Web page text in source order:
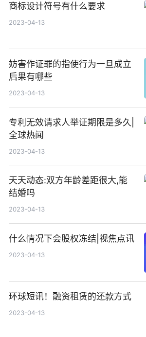
商标设计符号有什么要求
2023-04-13
妨害作证罪的指使行为一旦成立
后果有哪些
2023-04-13
专利无效请求人举证期限是多久|
全球热闻
2023-04-13
天天动态:双方年龄差距很大,能
结婚吗
2023-04-13
什么情况下会股权冻结|视焦点讯
2023-04-13
环球短讯！融资租赁的还款方式
2023-04-13